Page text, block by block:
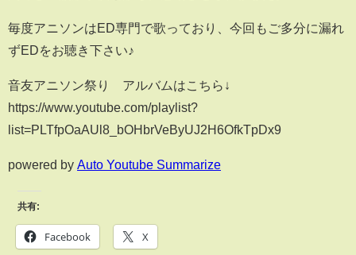
毎度アニソンはED専門で歌っており、今回もご多分に漏れ
ずEDをお聴き下さい♪
音友アニソン祭り アルバムはこちら↓
https://www.youtube.com/playlist?
list=PLTfpOaAUl8_bOHbrVeByUJ2H6OfkTpDx9
powered by Auto Youtube Summarize
共有:
Facebook X